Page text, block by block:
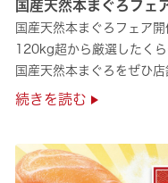
国産天然本まぐろフェ
国産天然本まぐろフェア開
120kg超から厳選したく
国産天然本まぐろをぜひ
続きを読む